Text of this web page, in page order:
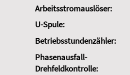
Arbeitsstromauslöser:
U-Spule:
Betriebsstundenzähler:
Phasenausfall-
Drehfeldkontrolle: